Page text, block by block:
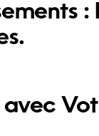
: